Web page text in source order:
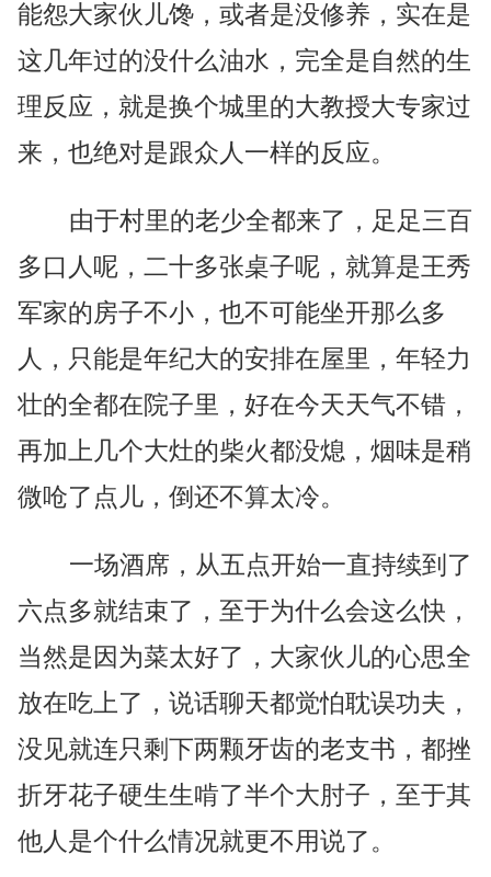
能怨大家伙儿馋，或者是没修养，实在是
这几年过的没什么油水，完全是自然的生
理反应，就是换个城里的大教授大专家过
来，也绝对是跟众人一样的反应。
由于村里的老少全都来了，足足三百
多口人呢，二十多张桌子呢，就算是王秀
军家的房子不小，也不可能坐开那么多
人，只能是年纪大的安排在屋里，年轻力
壮的全都在院子里，好在今天天气不错，
再加上几个大灶的柴火都没熄，烟味是稍
微呛了点儿，倒还不算太冷。
一场酒席，从五点开始一直持续到了
六点多就结束了，至于为什么会这么快，
当然是因为菜太好了，大家伙儿的心思全
放在吃上了，说话聊天都觉怕耽误功夫，
没见就连只剩下两颗牙齿的老支书，都挫
折牙花子硬生生啃了半个大肘子，至于其
他人是个什么情况就更不用说了。